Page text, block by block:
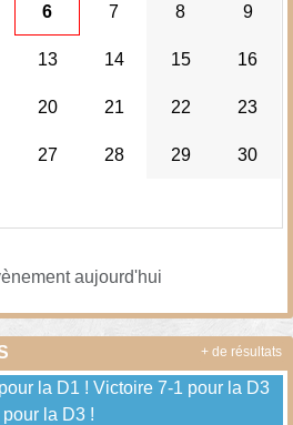
6 7 8 9
13 14 15 16
20 21 22 23
27 28 29 30
aujourd'hui
la D1 ! Victoire 7-1 pour la D3
la D3 !
+ de résultats